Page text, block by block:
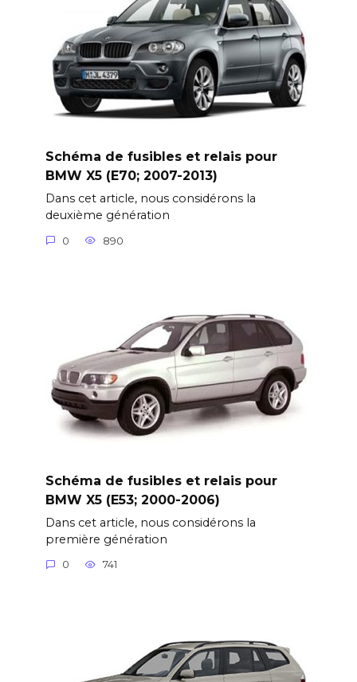
Schéma de fusibles et relais pour
BMW X5 (E70; 2007-2013)
Dans cet article, nous considérons la
deuxième génération
0 890
Schéma de fusibles et relais pour
BMW X5 (E53; 2000-2006)
Dans cet article, nous considérons la
première génération
0 741